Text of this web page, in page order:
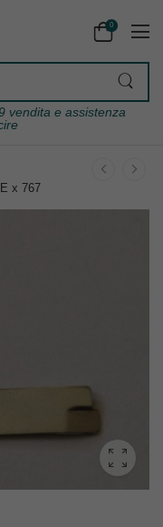
0
vendita e assistenza
x 767